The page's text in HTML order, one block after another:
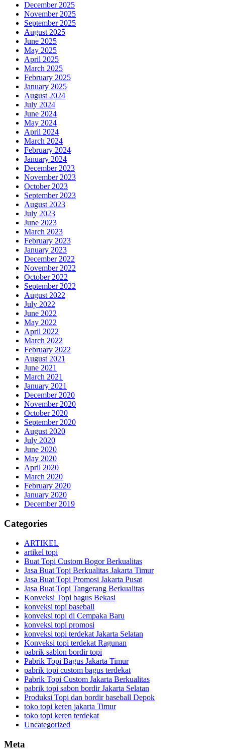
December 2025
November 2025
September 2025
August 2025
June 2025
May 2025
April 2025
March 2025
February 2025
January 2025
August 2024
July 2024
June 2024
May 2024
April 2024
March 2024
February 2024
January 2024
December 2023
November 2023
October 2023
September 2023
August 2023
July 2023
June 2023
March 2023
February 2023
January 2023
December 2022
November 2022
October 2022
September 2022
August 2022
July 2022
June 2022
May 2022
April 2022
March 2022
February 2022
August 2021
June 2021
March 2021
January 2021
December 2020
November 2020
October 2020
September 2020
August 2020
July 2020
June 2020
May 2020
April 2020
March 2020
February 2020
January 2020
December 2019
Categories
ARTIKEL
artikel topi
Buat Topi Custom Bogor Berkualitas
Jasa Buat Topi Berkualitas Jakarta Timur
Jasa Buat Topi Promosi Jakarta Pusat
Jasa Buat Topi Tangerang Berkualitas
Konveksi Topi bagus Bekasi
konveksi topi baseball
konveksi topi di Cempaka Baru
konveksi topi promosi
konveksi topi terdekat Jakarta Selatan
Konveksi topi terdekat Ragunan
pabrik sablon bordir topi
Pabrik Topi Bagus Jakarta Timur
pabrik topi custom bagus terdekat
Pabrik Topi Custom Jakarta Berkualitas
pabrik topi sabon bordir Jakarta Selatan
Produksi Topi dan bordir baseball Depok
toko topi keren jakarta Timur
toko topi keren terdekat
Uncategorized
Meta